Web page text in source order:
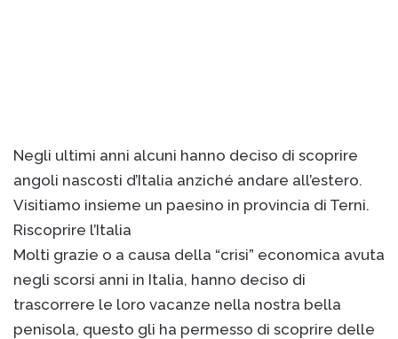
Negli ultimi anni alcuni hanno deciso di scoprire
angoli nascosti d’Italia anziché andare all’estero.
Visitiamo insieme un paesino in provincia di Terni.
Riscoprire l’Italia
Molti grazie o a causa della “crisi” economica avuta
negli scorsi anni in Italia, hanno deciso di
trascorrere le loro vacanze nella nostra bella
penisola, questo gli ha permesso di scoprire delle